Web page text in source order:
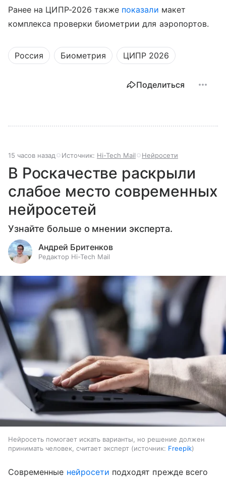
Ранее на ЦИПР-2026 также показали макет
комплекса проверки биометрии для аэропортов.
Россия Биометрия ЦИПР 2026
Поделиться
15 часов назад Источник: Hi-Tech Mail Нейросети
В Роскачестве раскрыли
слабое место современных
нейросетей
Узнайте больше о мнении эксперта.
Андрей Бритенков
Редактор Hi-Tech Mail
Нейросеть помогает искать варианты, но решение должен
принимать человек, считает эксперт
источник: Freepik
Cовременные нейросети подходят прежде всего